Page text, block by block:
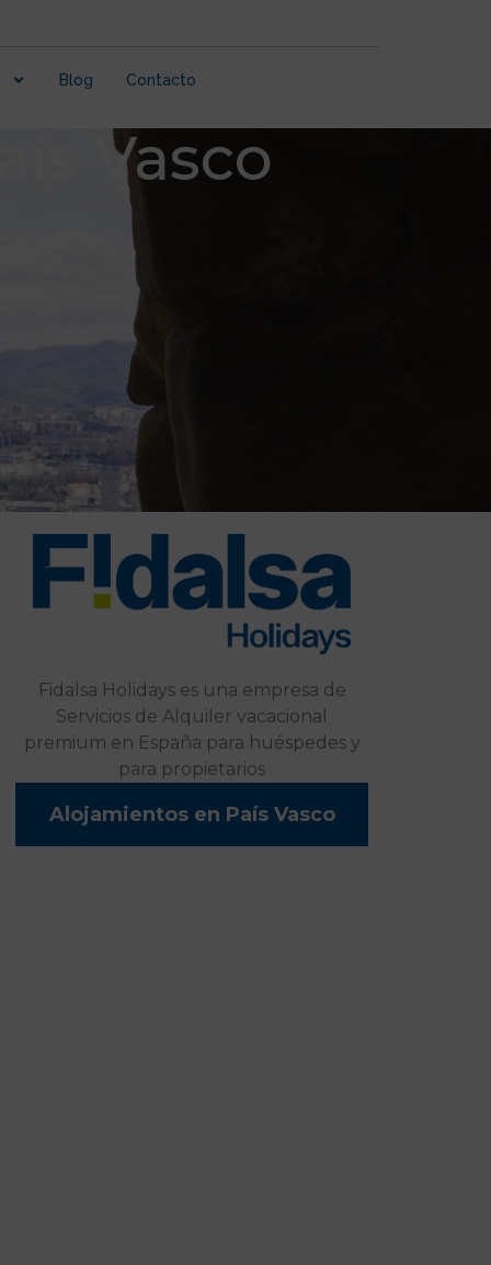
Blog Contacto
Vasco
Fidalsa Holidays es una empresa de
Servicios de Alquiler vacacional
premium en España para huéspedes y
para propietarios
Alojamientos en País Vasco